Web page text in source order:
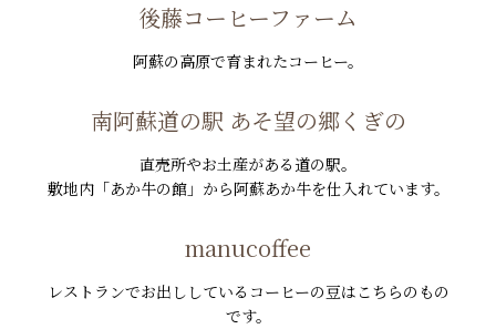
後藤コーヒーファーム
阿蘇の高原で育まれたコーヒー。
南阿蘇道の駅 あそ望の郷くぎの
直売所やお土産がある道の駅。
敷地内「あか牛の館」から阿蘇あか牛を仕入れています。
manucoffee
レストランでお出ししているコーヒーの豆はこちらのもの
です。